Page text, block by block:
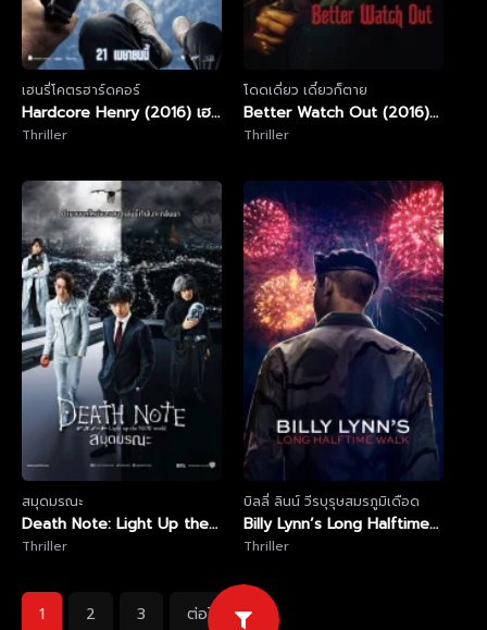
เฮนรี่โคตรฮาร์ดคอร์
Hardcore Henry (2016) เฮ
นรี่ โคตรฮาร์ดคอร์
Thriller
โดดเดี่ยว เดี๋ยวก็ตาย
Better Watch Out (2016)
โดดเดี่ยว เดี๋ยวก็ตาย
Thriller
สมุดมรณะ
Death Note: Light Up the
New World (2016) สมุด
Thriller
บิลลี่ ลินน์ วีรบุรุษสมรภูมิเดือด
Billy Lynn’s Long Halftime
Walk (2016) บิลลี่ ลินน์
Thriller
1 2 3 ต่อไป